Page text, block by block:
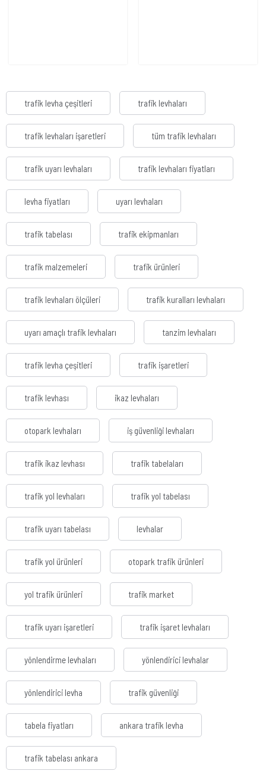
trafik levha çeşitleri trafik levhaları
trafik levhaları işaretleri tüm trafik levhaları
trafik uyarı levhaları trafik levhaları fiyatları
levha fiyatları uyarı levhaları
trafik tabelası trafik ekipmanları
trafik malzemeleri trafik ürünleri
trafik levhaları ölçüleri trafik kuralları levhaları
uyarı amaçlı trafik levhaları tanzim levhaları
trafik levha çeşitleri trafik işaretleri
trafik levhası ikaz levhaları
otopark levhaları iş güvenliği levhaları
trafik ikaz levhası trafik tabelaları
trafik yol levhaları trafik yol tabelası
trafik uyarı tabelası levhalar
trafik yol ürünleri otopark trafik ürünleri
yol trafik ürünleri trafik market
trafik uyarı işaretleri trafik işaret levhaları
yönlendirme levhaları yönlendirici levhalar
yönlendirici levha trafik güvenliği
tabela fiyatları ankara trafik levha
trafik tabelası ankara